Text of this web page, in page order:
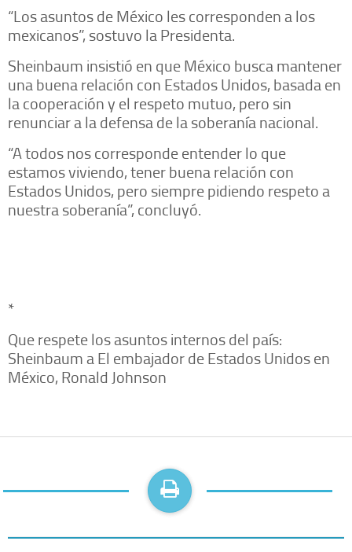
“Los asuntos de México les corresponden a los
mexicanos”, sostuvo la Presidenta.
Sheinbaum insistió en que México busca mantener
una buena relación con Estados Unidos, basada en
la cooperación y el respeto mutuo, pero sin
renunciar a la defensa de la soberanía nacional.
“A todos nos corresponde entender lo que
estamos viviendo, tener buena relación con
Estados Unidos, pero siempre pidiendo respeto a
nuestra soberanía”, concluyó.
*
Que respete los asuntos internos del país:
Sheinbaum a El embajador de Estados Unidos en
México, Ronald Johnson